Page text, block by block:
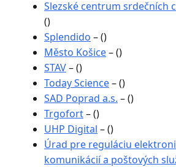
Slezské centrum srdečních
()
Splendido – ()
Město Košice– ()
STAV– ()
Today Science– ()
SAD Poprad a.s. – ()
Trgofort– ()
UHP Digital – ()
Úrad pre reguláciu
komunikácií a poštových